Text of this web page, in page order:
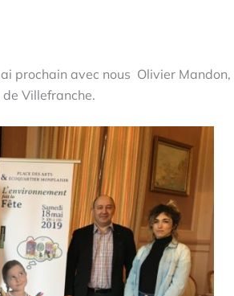
prochain avec nous Olivier
Villefranche.